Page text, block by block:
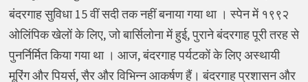
बंदरगाह सुविधा 15 वीं सदी तक नहीं बनाया गया था । स्पेन में १९९२
ओलिंपिक खेलों के लिए, जो बार्सिलोना में हुई, पुराने बंदरगाह पूरी तरह से
पुनर्निर्मित किया गया था । आज, बंदरगाह पर्यटकों के लिए अस्थायी
मूरिंग और पियर्स, सैर और विभिन्न आकर्षण हैं। बंदरगाह प्रशासन और